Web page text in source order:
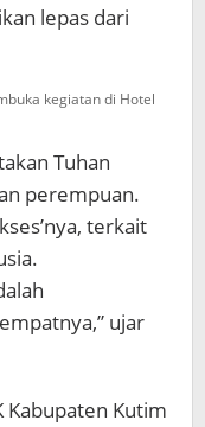
lepas dari
kegiatan di Hotel
Tuhan
perempuan.
terkait
ujar
Kabupaten Kutim